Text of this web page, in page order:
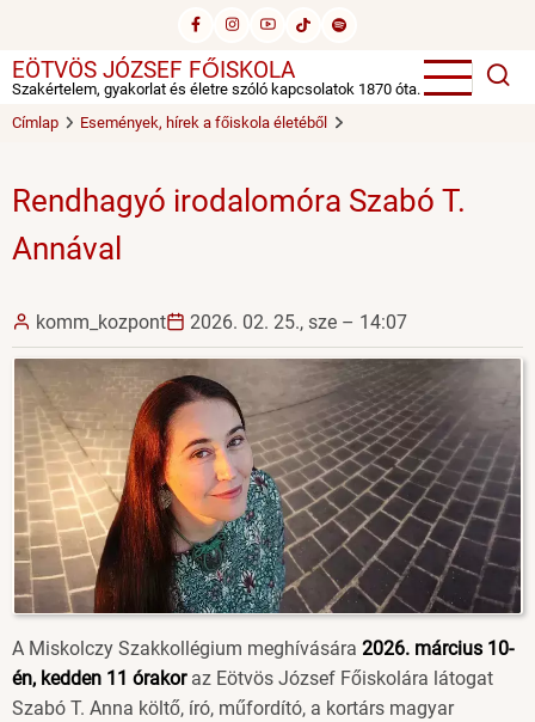
tartalomra
EÖTVÖS JÓZSEF FŐISKOLA
Szakértelem, gyakorlat és életre szóló kapcsolatok 1870 óta.
Címlap
Események, hírek a főiskola életéből
Rendhagyó irodalomóra Szabó T.
Annával
komm_kozpont 2026. 02. 25., sze – 14:07
A Miskolczy Szakkollégium meghívására 2026. március 10-
én, kedden 11 órakoraz Eötvös József Főiskolára látogat
Szabó T. Anna költő, író, műfordító, a kortárs magyar